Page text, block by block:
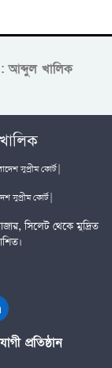
: আব্দুল খালিক
সুপ্রীম কোর্ট |
সুপ্রীম কোর্ট |
সিলেট থেকে মুদ্রিত
প্রতিষ্ঠান